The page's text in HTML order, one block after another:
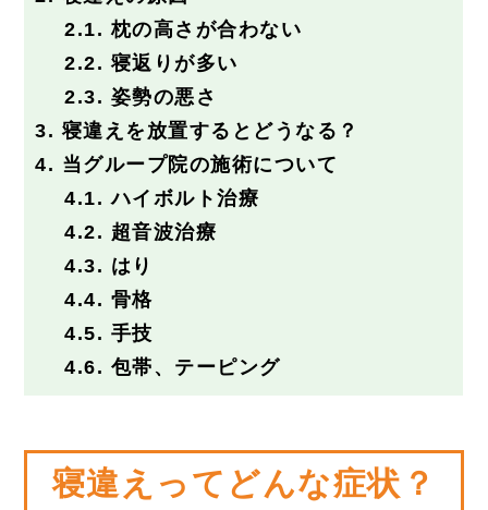
2.1. 枕の高さが合わない
2.2. 寝返りが多い
2.3. 姿勢の悪さ
3. 寝違えを放置するとどうなる？
4. 当グループ院の施術について
4.1. ハイボルト治療
4.2. 超音波治療
4.3. はり
4.4. 骨格
4.5. 手技
4.6. 包帯、テーピング
寝違えってどんな症状？